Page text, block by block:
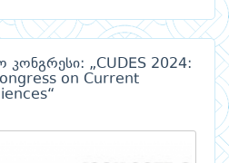
კონგრესი: „CUDES 2024:
on Current